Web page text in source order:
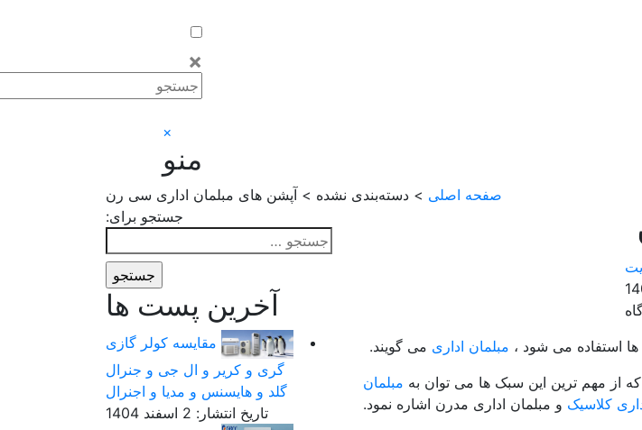
×
×
منو
صفحه اصلی > دسته‌بندی نشده > آپشن های مبلمان اداری سی رن
استفاده می شود ، مبلمان اداری می گویند.
از مهم ترین این سبک ها می توان به مبلمان
کلاسیک و مبلمان اداری مدرن اشاره نمود.
جستجو برای:
آخرین پست ها
مقایسه کولر گازی
گری و کریر و ال جی و جنرال
گلد و هایسنس و مدیا و اجنرال
تاریخ انتشار: 2 اسفند 1404